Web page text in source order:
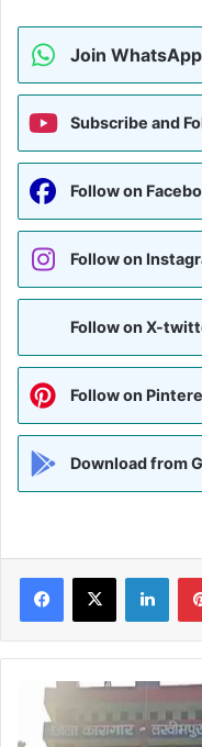
Join
Subscribe and
Follow on
Follow on
Follow on X-
Follow on
Download from
Facebook
X
लखीमपुर
मामले